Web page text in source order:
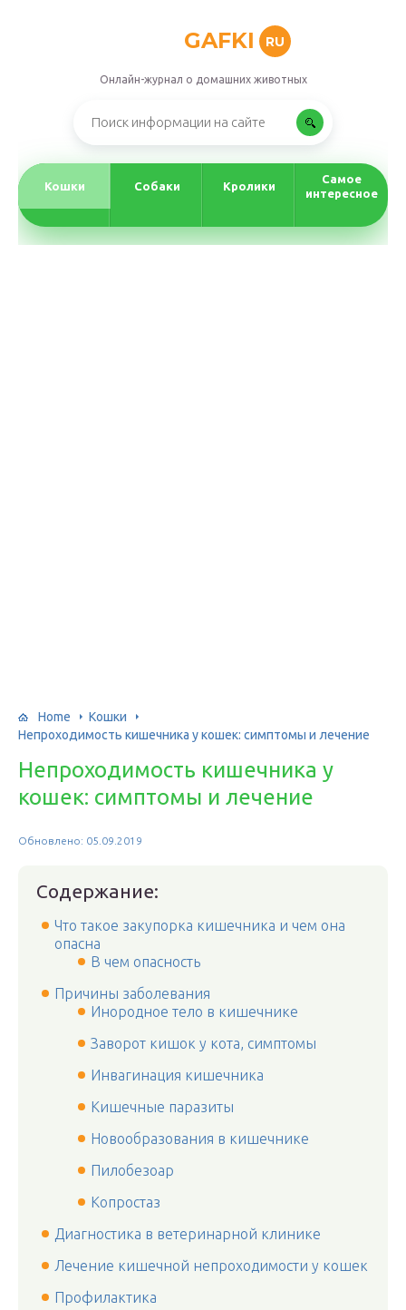
GAFKI RU
Онлайн-журнал о домашних животных
Кошки Собаки Кролики
Самое
интересное
Home
Кошки
Непроходимость кишечника у кошек: симптомы и лечение
Непроходимость кишечника у
кошек: симптомы и лечение
Обновлено: 05.09.2019
Содержание:
Что такое закупорка кишечника и чем она
опасна
В чем опасность
Причины заболевания
Инородное тело в кишечнике
Заворот кишок у кота, симптомы
Инвагинация кишечника
Кишечные паразиты
Новообразования в кишечнике
Пилобезоар
Копростаз
Диагностика в ветеринарной клинике
Лечение кишечной непроходимости у кошек
Профилактика